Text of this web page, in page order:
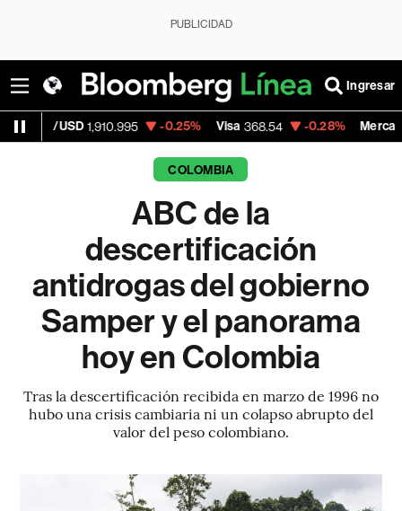
PUBLICIDAD
Ingresar
1,910.995 -0.25% Visa 368.54 -0.28% MercadoLibre
COLOMBIA
ABC de la
descertificación
antidrogas del gobierno
Samper y el panorama
hoy en Colombia
Tras la descertificación recibida en marzo de 1996 no
hubo una crisis cambiaria ni un colapso abrupto del
valor del peso colombiano.